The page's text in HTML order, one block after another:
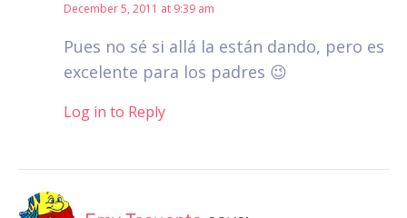
December 5, 2011 at 9:39 am
Pues no sé si allá la están dando, pero es
excelente para los padres 😉
Log in to Reply